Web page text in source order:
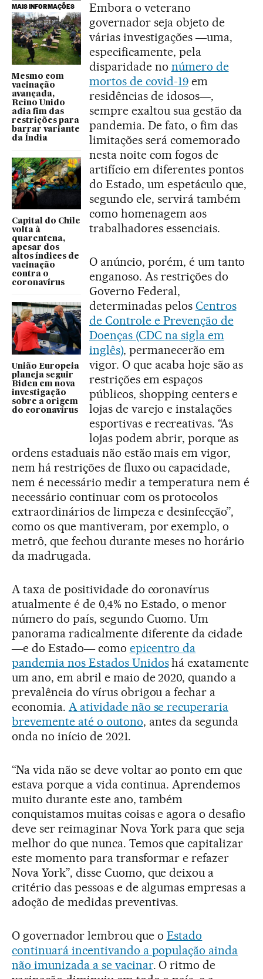
MAIS INFORMAÇÕES
Mesmo com
vacinação
avançada,
Reino Unido
adia fim das
restrições para
barrar variante
da Índia
Capital do Chile
volta à
quarentena,
apesar dos
altos índices de
vacinação
contra o
coronavírus
União Europeia
planeja seguir
Biden em nova
investigação
sobre a origem
do coronavírus
Embora o veterano
governador seja objeto de
várias investigações ―uma,
especificamente, pela
disparidade no número de
mortos de covid-19em
residências de idosos―,
sempre exaltou sua gestão da
pandemia. De fato, o fim das
limitações será comemorado
nesta noite com fogos de
artifício em diferentes pontos
do Estado, um espetáculo que,
segundo ele, servirá também
como homenagem aos
trabalhadores essenciais.
O anúncio, porém, é um tanto
enganoso. As restrições do
Governo Federal,
determinadas pelos Centros
de Controle e Prevenção de
Doenças (CDC na sigla em
inglês), permanecerão em
vigor. O que acaba hoje são as
restrições em espaços
públicos, shopping centers e
lojas de varejo e instalações
esportivas e recreativas. “As
lojas podem abrir, porque as
ordens estaduais não estão mais em vigor,
nem há restrições de fluxo ou capacidade,
nem é necessário medir a temperatura nem é
necessário continuar com os protocolos
extraordinários de limpeza e desinfecção”,
como os que mantiveram, por exemplo, o
metrô, que fechou durante meses no horário
da madrugada.
A taxa de positividade do coronavírus
atualmente é de 0,4% no Estado, o menor
número do país, segundo Cuomo. Um
panorama radicalmente diferente da cidade
―e do Estado― como epicentro da
pandemia nos Estados Unidoshá exatamente
um ano, em abril e maio de 2020, quando a
prevalência do vírus obrigou a fechar a
economia. A atividade não se recuperaria
brevemente até o outono, antes da segunda
onda no início de 2021.
“Na vida não se deve voltar ao ponto em que
estava porque a vida continua. Aprendemos
muito durante este ano, também
conquistamos muitas coisas e agora o desafio
deve ser reimaginar Nova York para que seja
melhor do que nunca. Temos que capitalizar
este momento para transformar e refazer
Nova York”, disse Cuomo, que deixou a
critério das pessoas e de algumas empresas a
adoção de medidas preventivas.
O governador lembrou que o Estado
continuará incentivando a população ainda
não imunizada a se vacinar. O ritmo de